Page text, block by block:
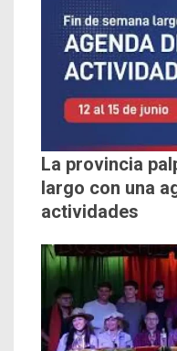
La provincia
largo con una
actividades